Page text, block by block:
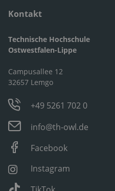
Kontakt
Technische Hochschule
Ostwestfalen-Lippe
Campusallee 12
32657 Lemgo
+49 5261 702 0
info@th-owl.de
Facebook
Instagram